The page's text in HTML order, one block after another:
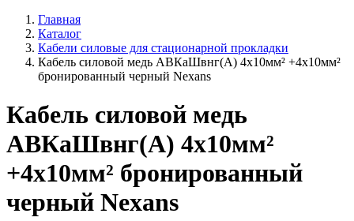
Главная
Каталог
Кабели силовые для стационарной прокладки
Кабель силовой медь АВКаШвнг(А) 4x10мм² +4x10мм²
бронированный черный Nexans
Кабель силовой медь
АВКаШвнг(А) 4x10мм²
+4x10мм² бронированный
черный Nexans